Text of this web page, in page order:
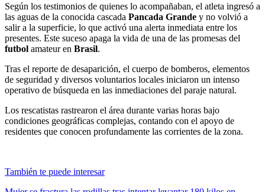
Según los testimonios de quienes lo acompañaban, el atleta ingresó a
las aguas de la conocida cascada Pancada Grande y no volvió a
salir a la superficie, lo que activó una alerta inmediata entre los
presentes. Este suceso apaga la vida de una de las promesas del
futbol amateur en Brasil.
Tras el reporte de desaparición, el cuerpo de bomberos, elementos
de seguridad y diversos voluntarios locales iniciaron un intenso
operativo de búsqueda en las inmediaciones del paraje natural.
Los rescatistas rastrearon el área durante varias horas bajo
condiciones geográficas complejas, contando con el apoyo de
residentes que conocen profundamente las corrientes de la zona.
También te puede interesar